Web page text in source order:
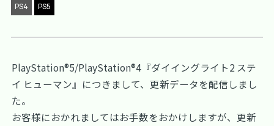
PS4 PS5
PlayStation®5/PlayStation®4『ダイイングライト2 ステ
イ ヒューマン』につきまして、更新データを配信しまし
た。
お客様におかれましてはお手数をおかけしますが、更新